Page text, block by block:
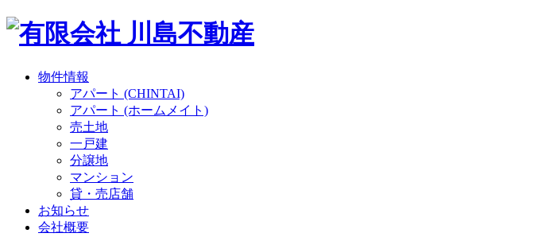
物件情報
アパート (CHINTAI)
アパート (ホームメイト)
売土地
一戸建
分譲地
マンション
貸・売店舗
お知らせ
会社概要